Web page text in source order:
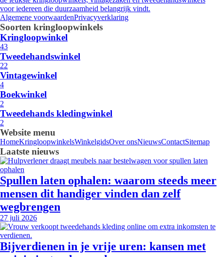
voor iedereen die duurzaamheid belangrijk vindt.
Algemene voorwaardenPrivacyverklaring
Soorten kringloopwinkels
Kringloopwinkel
43
Tweedehandswinkel
22
Vintagewinkel
4
Boekwinkel
2
Tweedehands kledingwinkel
2
Website menu
HomeKringloopwinkelsWinkelgidsOver onsNieuwsContactSitemap
Laatste nieuws
Spullen laten ophalen: waarom steeds meer
mensen dit handiger vinden dan zelf
wegbrengen
27 juli 2026
Bijverdienen in je vrije uren: kansen met